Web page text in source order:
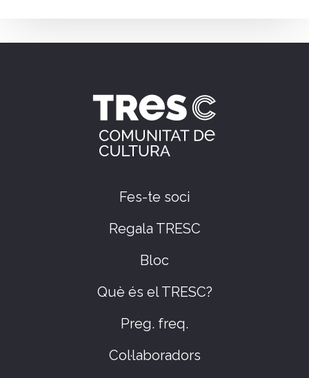
Fes-te soci
Regala TRESC
Bloc
Què és el TRESC?
Preg. freq.
Col·laboradors